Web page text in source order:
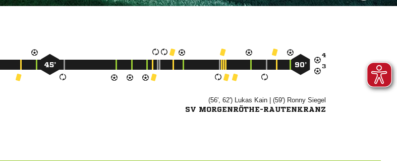


45’ 90’
(56', 62')   | (59')  
SV MORGENRÖTHE-RAUTENKRANZ